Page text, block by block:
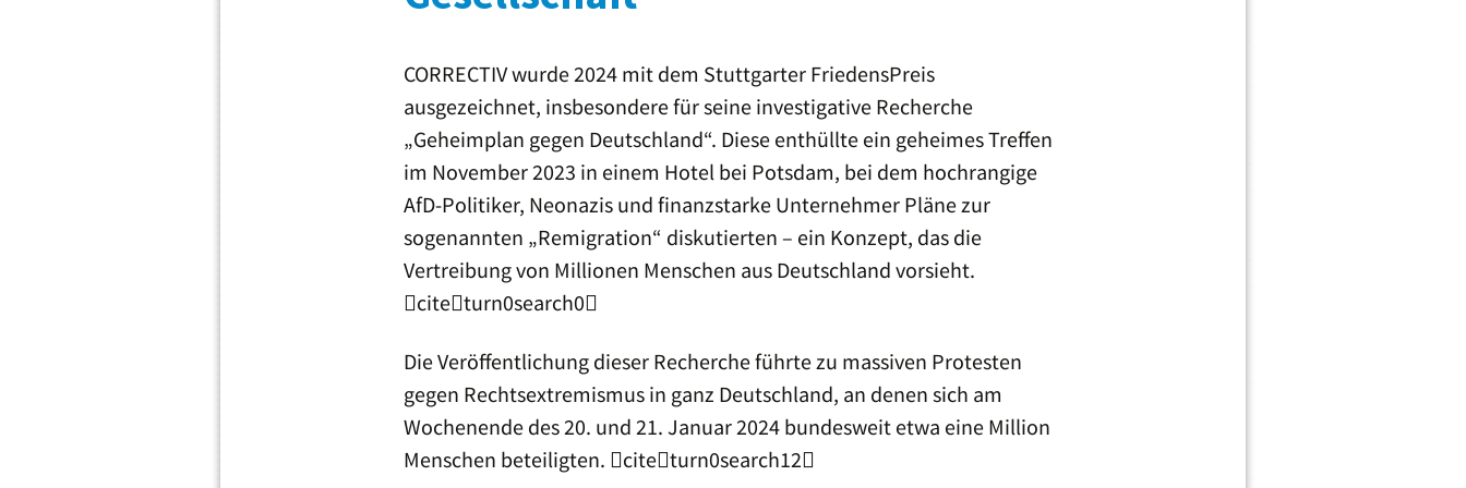
Friedenspreisträgerin
2021: Maria Kalesnikava
Friedenspreisträger 2020:
Julian Assange
Friedenspreisträgerin
2019: Sea-Watch e. V.
Friedenspreisträgerin
2017:
Aslı Erdoğan
Friedenspreisträger 2016:
Jürgen Grässlin
JugendPreisträger 2022:
Projektgruppe Schule
ohne Rassismus am
Friedrich Eugens
Gymnasium Stuttgart
Jugendpreisträger 2021:
Schülerinnen und Schüler
des Stuttgarter
Wagenburg-Gymnasiums
CORRECTIV wurde 2024 mit dem Stuttgarter FriedensPreis
ausgezeichnet, insbesondere für seine investigative Recherche
„Geheimplan gegen Deutschland“. Diese enthüllte ein geheimes Treffen
im November 2023 in einem Hotel bei Potsdam, bei dem hochrangige
AfD-Politiker, Neonazis und finanzstarke Unternehmer Pläne zur
sogenannten „Remigration“ diskutierten – ein Konzept, das die
Vertreibung von Millionen Menschen aus Deutschland vorsieht.
citeturn0search0
Die Veröffentlichung dieser Recherche führte zu massiven Protesten
gegen Rechtsextremismus in ganz Deutschland, an denen sich am
Wochenende des 20. und 21. Januar 2024 bundesweit etwa eine Million
Menschen beteiligten. citeturn0search12